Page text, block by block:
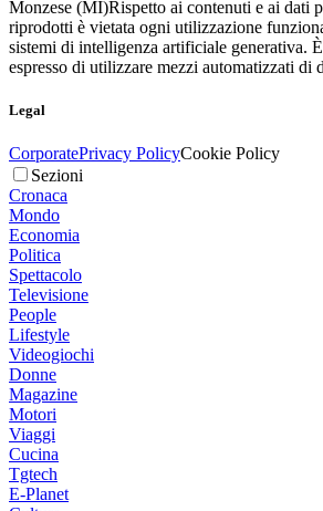
Monzese (MI)Rispetto ai contenuti e ai dati
riprodotti è vietata ogni utilizzazione
sistemi di intelligenza artificiale generativa.
espresso di utilizzare mezzi automatizzati di
Legal
CorporatePrivacy PolicyCookie Policy
Sezioni
Cronaca
Mondo
Economia
Politica
Spettacolo
Televisione
People
Lifestyle
Videogiochi
Donne
Magazine
Motori
Viaggi
Cucina
Tgtech
E-Planet